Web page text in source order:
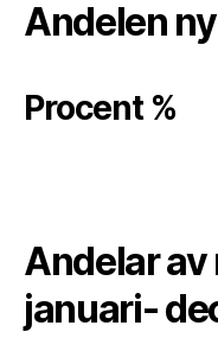
Andelen
Procent %
Andelar
januari-